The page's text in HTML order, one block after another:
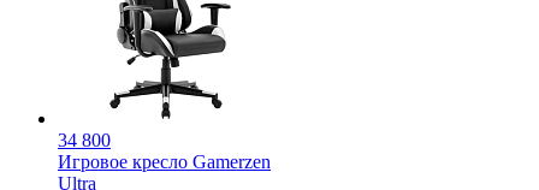
34 800
Игровое кресло Gamerzen
Ultra